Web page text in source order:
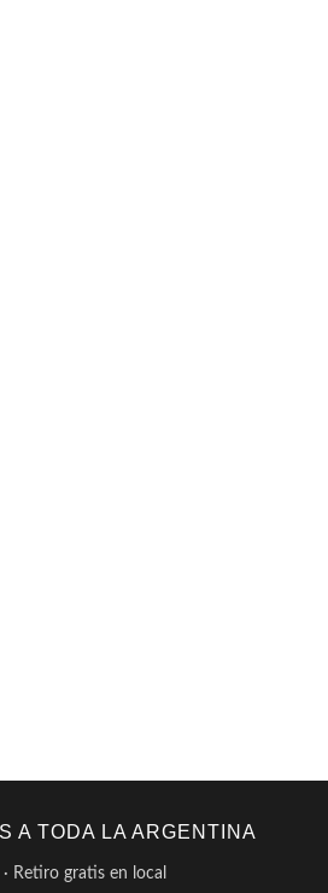
A TODA LA ARGENTINA
Retiro gratis en local